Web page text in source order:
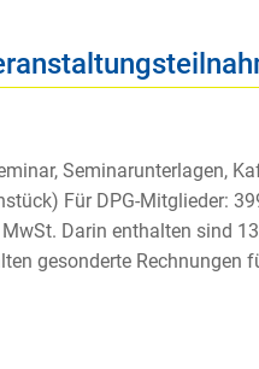
Seminarunterlagen,
Für DPG-Mitglieder:
Darin enthalten sind
gesonderte Rechnungen